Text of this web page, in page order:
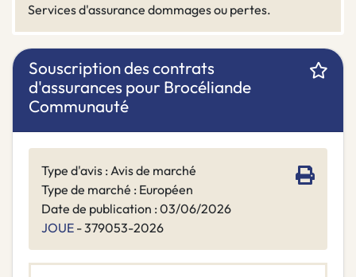
Services d'assurance dommages ou pertes.
Souscription des contrats
d'assurances pour Brocéliande
Communauté
Type d'avis : Avis de marché
Type de marché : Européen
Date de publication : 03/06/2026
JOUE - 379053-2026